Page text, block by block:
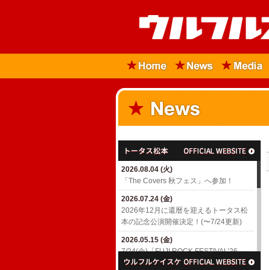
2026.08.04 (火)
「The Covers 秋フェス」へ参加！
2026.07.24 (金)
2026年12月に還暦を迎えるトータス松
本の記念公演開催決定！(〜7/24更新)
2026.05.15 (金)
7/24(金)「FUJI ROCK FESTIVAL’26」
出演決定！